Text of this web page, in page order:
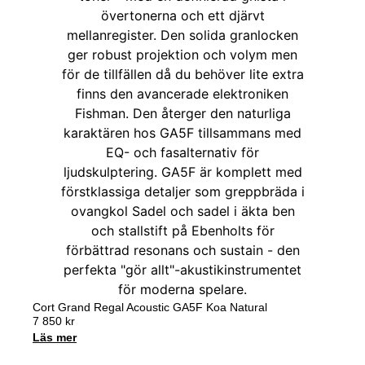
Cort Grand Regal Acoustic GA5F Koa Natural
7 850 kr
Läs mer